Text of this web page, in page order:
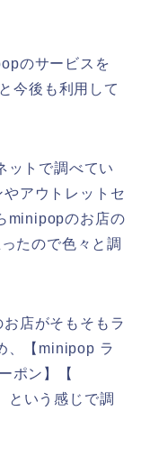
のサービスを
今後も利用して
ットで調べてい
アウトレットセ
minipopのお店の
たので色々と調
店がそもそもラ
、【minipop ラ
ポン】【
という感じで調